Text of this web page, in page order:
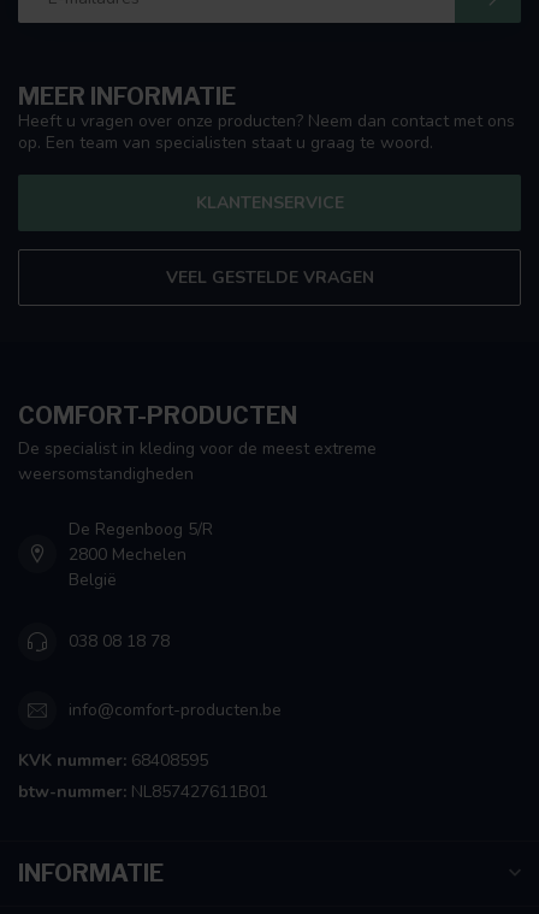
MEER INFORMATIE
Heeft u vragen over onze producten? Neem dan contact met ons
op. Een team van specialisten staat u graag te woord.
KLANTENSERVICE
VEEL GESTELDE VRAGEN
COMFORT-PRODUCTEN
De specialist in kleding voor de meest extreme
weersomstandigheden
De Regenboog 5/R
2800 Mechelen
België
038 08 18 78
info@comfort-producten.be
KVK nummer: 68408595
btw-nummer: NL857427611B01
INFORMATIE